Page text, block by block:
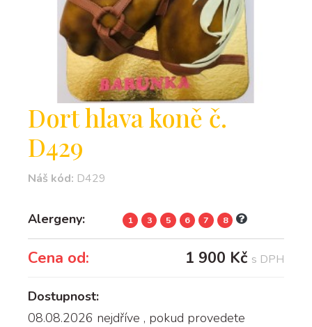
Dort hlava koně č.
D429
Náš kód: D429
Alergeny: 1 3 5 6 7 8
Cena od: 1 900 Kč s DPH
Dostupnost:
08.08.2026 nejdříve , pokud provedete